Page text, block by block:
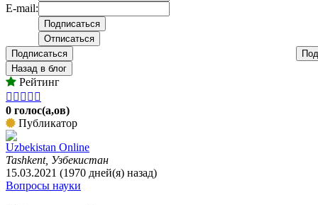
E-mail:
Подписаться
Назад в блог
Рейтинг
    
0 голос(а,ов)
Публикатор
Uzbekistan Online
Tashkent, Узбекистан
15.03.2021 (1970 дней(я) назад)
Вопросы науки